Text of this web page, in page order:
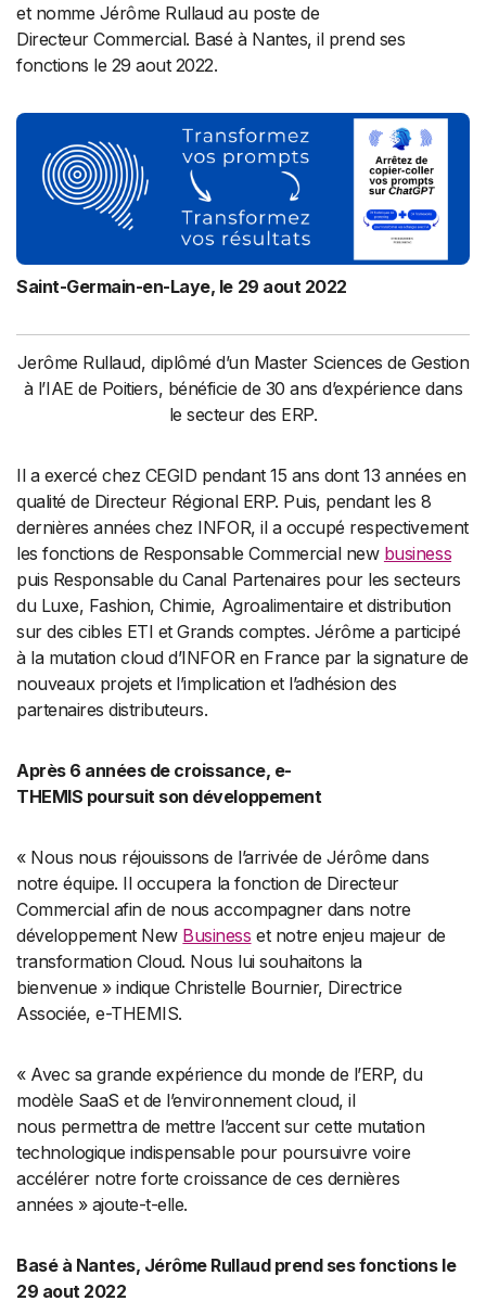
et nomme Jérôme Rullaud au poste de
Directeur Commercial. Basé à Nantes, il prend ses
fonctions le 29 aout 2022.
Saint-Germain-en-Laye, le 29 aout 2022
Jerôme Rullaud, diplômé d’un Master Sciences de Gestion
à l’IAE de Poitiers, bénéficie de 30 ans d’expérience dans
le secteur des ERP.
Il a exercé chez CEGID pendant 15 ans dont 13 années en
qualité de Directeur Régional ERP. Puis, pendant les 8
dernières années chez INFOR, il a occupé respectivement
les fonctions de Responsable Commercial new business
puis Responsable du Canal Partenaires pour les secteurs
du Luxe, Fashion, Chimie, Agroalimentaire et distribution
sur des cibles ETI et Grands comptes. Jérôme a participé
à la mutation cloud d’INFOR en France par la signature de
nouveaux projets et l’implication et l’adhésion des
partenaires distributeurs.
Après 6 années de croissance, e-
THEMIS poursuit son développement
« Nous nous réjouissons de l’arrivée de Jérôme dans
notre équipe. Il occupera la fonction de Directeur
Commercial afin de nous accompagner dans notre
développement New Business et notre enjeu majeur de
transformation Cloud. Nous lui souhaitons la
bienvenue » indique Christelle Bournier, Directrice
Associée, e-THEMIS.
« Avec sa grande expérience du monde de l’ERP, du
modèle SaaS et de l’environnement cloud, il
nous permettra de mettre l’accent sur cette mutation
technologique indispensable pour poursuivre voire
accélérer notre forte croissance de ces dernières
années » ajoute-t-elle.
Basé à Nantes, Jérôme Rullaud prend ses fonctions le
29 aout 2022